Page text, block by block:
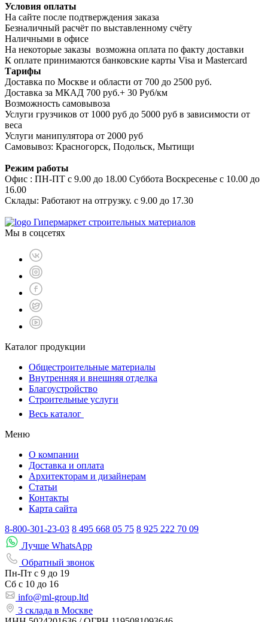
Условия оплаты
На сайте после подтверждения заказа
Безналичный расчёт по выставленному счёту
Наличными в офисе
На некоторые заказы возможна оплата по факту доставки
К оплате принимаются банковские карты Visa и Masterсard
Тарифы
Доставка по Москве и области от 700 до 2500 руб.
Доставка за МКАД 700 руб.+ 30 Руб/км
Возможность самовывоза
Услуги грузчиков от 1000 руб до 5000 руб в зависимости от
веса
Услуги манипулятора от 2000 руб
Самовывоз: Красногорск, Подольск, Мытищи
Режим работы
Офис : ПН-ПТ с 9.00 до 18.00 Суббота Воскресенье с 10.00 до
16.00
Склады: Работают на отгрузку. с 9.00 до 17.30
Гипермаркет строительных материалов
Мы в соцсетях
Каталог продукции
Общестроительные материалы
Внутренняя и внешняя отделка
Благоустройство
Строительные услуги
Весь каталог
Меню
О компании
Доставка и оплата
Архитекторам и дизайнерам
Статьи
Контакты
Карта сайта
8-800-301-23-03 8 495 668 05 75 8 925 222 70 09
Лучше WhatsApp
Обратный звонок
Пн-Пт с 9 до 19
Сб с 10 до 16
info@ml-group.ltd
3 склада в Москве